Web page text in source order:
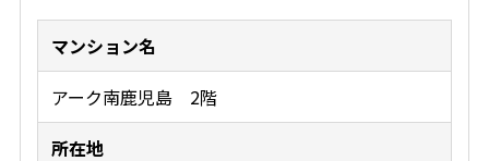
マンション名
アーク南鹿児島 2階
所在地